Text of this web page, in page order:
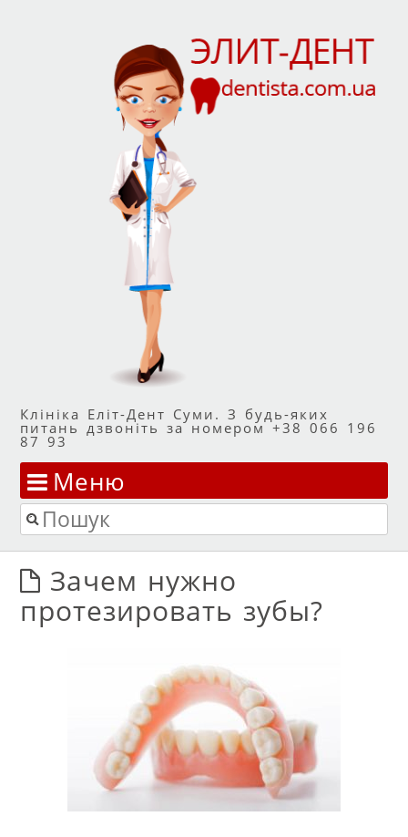
Клініка Еліт-Дент Суми. З будь-яких
питань дзвоніть за номером +38 066 196
87 93
Меню
Перейти до змісту
Пошук
Зачем нужно
протезировать зубы?